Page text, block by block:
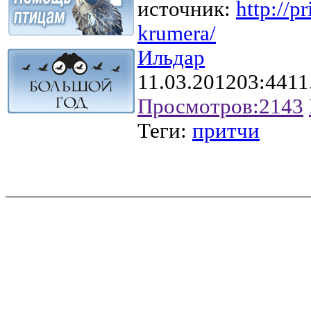
источник: http://
krumera/
Ильдар
11.03.201203:44
Просмотров:2143
Теги: притчи